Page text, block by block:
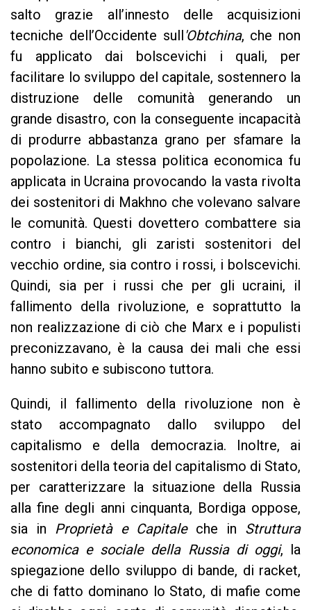
salto grazie all’innesto delle acquisizioni
tecniche dell’Occidente sull'Obtchina, che non
fu applicato dai bolscevichi i quali, per
facilitare lo sviluppo del capitale, sostennero la
distruzione delle comunità generando un
grande disastro, con la conseguente incapacità
di produrre abbastanza grano per sfamare la
popolazione. La stessa politica economica fu
applicata in Ucraina provocando la vasta rivolta
dei sostenitori di Makhno che volevano salvare
le comunità. Questi dovettero combattere sia
contro i bianchi, gli zaristi sostenitori del
vecchio ordine, sia contro i rossi, i bolscevichi.
Quindi, sia per i russi che per gli ucraini, il
fallimento della rivoluzione, e soprattutto la
non realizzazione di ciò che Marx e i populisti
preconizzavano, è la causa dei mali che essi
hanno subito e subiscono tuttora.
Quindi, il fallimento della rivoluzione non è
stato accompagnato dallo sviluppo del
capitalismo e della democrazia. Inoltre, ai
sostenitori della teoria del capitalismo di Stato,
per caratterizzare la situazione della Russia
alla fine degli anni cinquanta, Bordiga oppose,
sia in Proprietà e Capitaleche in Struttura
economica e sociale della Russia di oggi, la
spiegazione dello sviluppo di bande, di racket,
che di fatto dominano lo Stato, di mafie come